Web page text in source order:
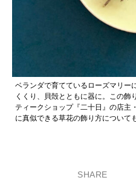
ベランダで育てているローズマリー
くくり、貝殻とともに器に。この飾
ティークショップ『二十日』の店主
に真似できる草花の飾り方について
SHARE